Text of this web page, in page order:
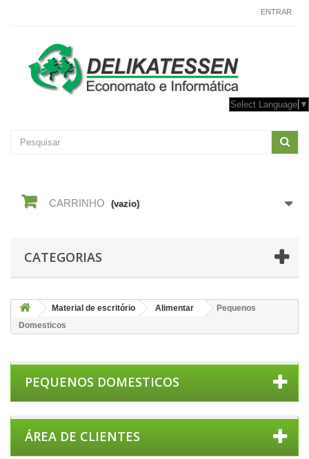
ENTRAR
Select Language ▼
CARRINHO (vazio)
CATEGORIAS
Material de escritório Alimentar
Pequenos
Domesticos
PEQUENOS DOMESTICOS
ÁREA DE CLIENTES